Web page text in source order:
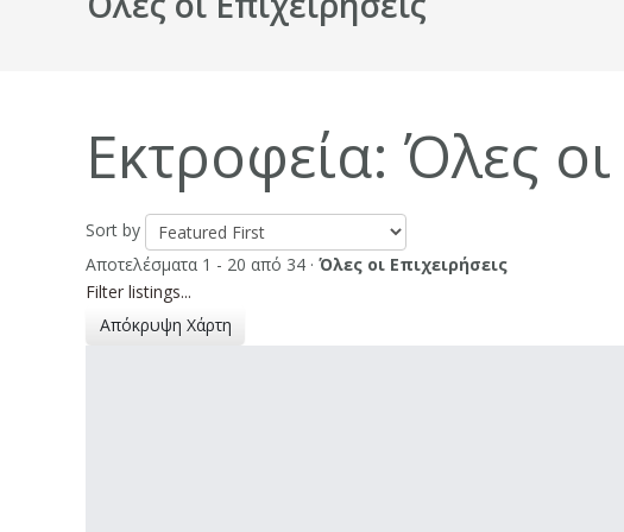
Εκτροφεία: Όλες οι
Sort by
Αποτελέσματα 1 - 20 από 34 · Όλες οι Επιχειρήσεις
Filter listings...
Απόκρυψη Χάρτη